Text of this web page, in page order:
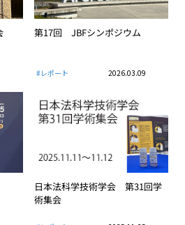
第17回 JBFシンポジウム
#レポート 2026.03.09
日本法科学技術学会 第31回学
術集会